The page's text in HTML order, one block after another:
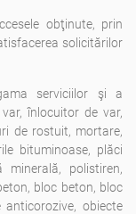
obţinute, prin
solicitărilor
serviciilor şi a
înlocuitor de var,
de rostuit, mortare,
bituminoase, plăci
polistiren,
bloc beton, bloc
obiecte